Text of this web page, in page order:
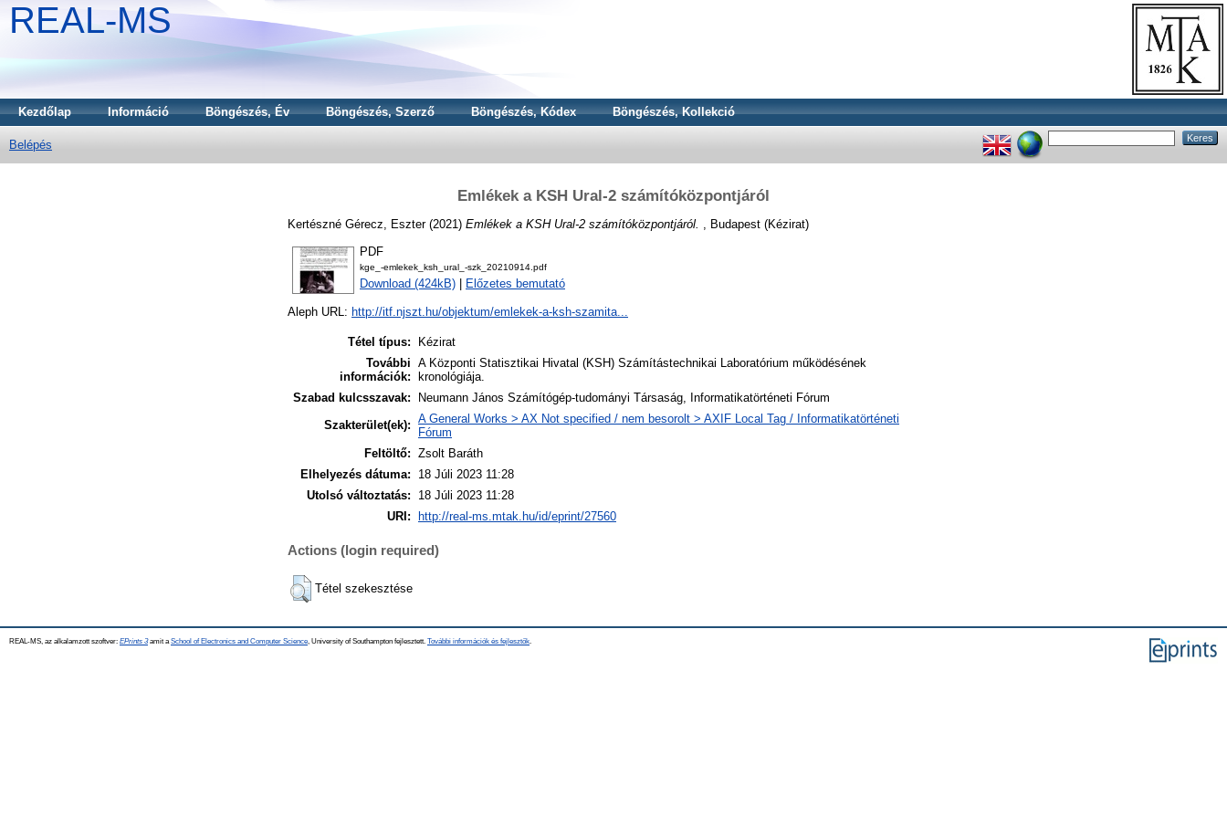
REAL-MS
Kezdőlap Információ Böngészés, Év Böngészés, Szerző Böngészés, Kódex Böngészés, Kollekció
Belépés
Emlékek a KSH Ural-2 számítóközpontjáról
Kertészné Gérecz, Eszter(2021) Emlékek a KSH Ural-2 számítóközpontjáról. , Budapest (Kézirat)
PDF
kge_-emlekek_ksh_ural_-szk_20210914.pdf
Download (424kB) Előzetes bemutató
Aleph URL: http://itf.njszt.hu/objektum/emlekek-a-ksh-szamita...
Tétel típus:
Kézirat
További
információk:
A Központi Statisztikai Hivatal (KSH) Számítástechnikai Laboratórium működésének
kronológiája.
Szabad kulcsszavak:
Neumann János Számítógép-tudományi Társaság, Informatikatörténeti Fórum
Szakterület(ek): A General Works > AX Not specified / nem besorolt > AXIF Local Tag / Informatikatörténeti
Fórum
Feltöltő: Zsolt Baráth
Elhelyezés dátuma:
18 Júli 2023 11:28
Utolsó változtatás:
18 Júli 2023 11:28
URI:
http://real-ms.mtak.hu/id/eprint/27560
Actions (login required)
Tétel szekesztése
REAL-MS, az alkalamzott szoftver: EPrints 3amit a School of Electronics and Computer Science , University of Southampton fejlesztett. További információk és fejlesztők